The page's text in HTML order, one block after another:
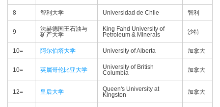
8 智利大学 Universidad de Chile 智利
9
法赫德国王石油与
矿产大学
King Fahd University of
Petroleum & Minerals
沙特
10= 阿尔伯塔大学 University of Alberta 加拿大
10= 英属哥伦比亚大学
University of British
Columbia
加拿大
12= 皇后大学
Queen's University at
Kingston
加拿大